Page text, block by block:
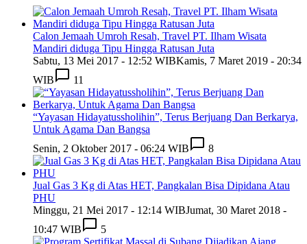
Calon Jemaah Umroh Resah, Travel PT. Ilham Wisata
Mandiri diduga Tipu Hingga Ratusan Juta
Sabtu, 13 Mei 2017 - 12:52 WIBKamis, 7 Maret 2019 - 20:34
WIB
11
“Yayasan Hidayatussholihin”, Terus Berjuang Dan Berkarya,
Untuk Agama Dan Bangsa
Senin, 2 Oktober 2017 - 06:24 WIB
8
Jual Gas 3 Kg di Atas HET, Pangkalan Bisa Dipidana Atau
PHU
Minggu, 21 Mei 2017 - 12:14 WIBJumat, 30 Maret 2018 -
10:47 WIB
5